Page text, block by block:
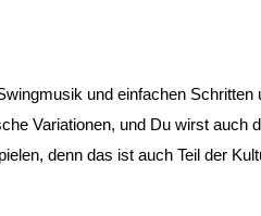
und einfachen
Variationen, und Du wirst auch
denn das ist auch Teil der